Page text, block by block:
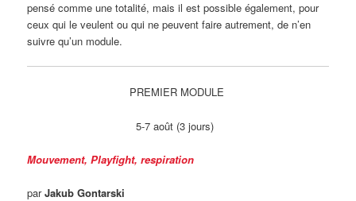
pensé comme une totalité, mais il est possible également, pour
ceux qui le veulent ou qui ne peuvent faire autrement, de n’en
suivre qu’un module.
PREMIER MODULE
5-7 août (3 jours)
Mouvement, Playfight, respiration
parJakub Gontarski